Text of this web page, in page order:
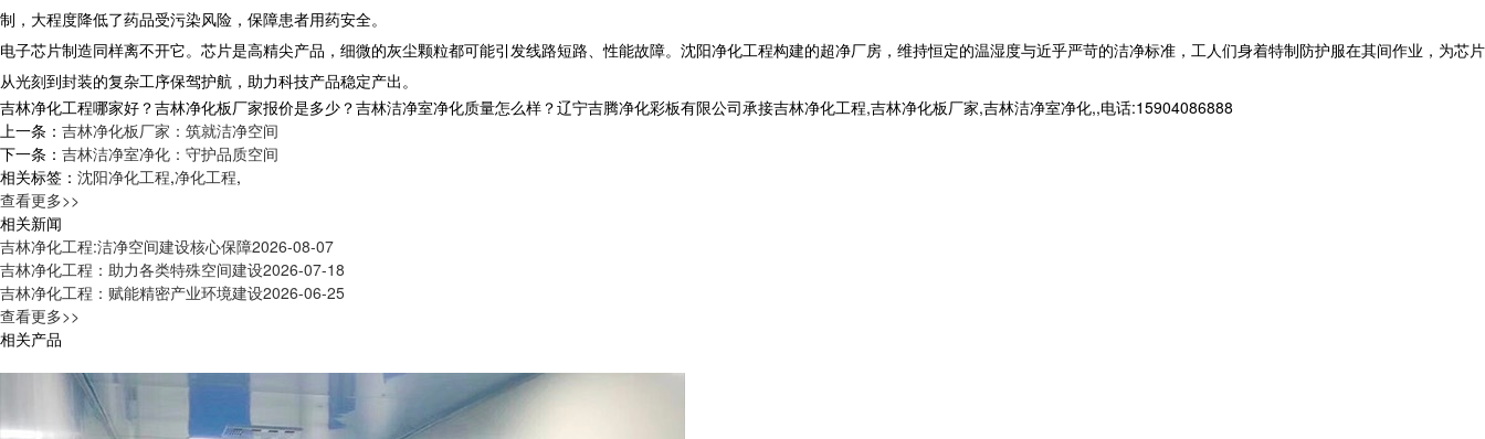
制，大程度降低了药品受污染风险，保障患者用药安全。
电子芯片制造同样离不开它。芯片是高精尖产品，细微的灰尘颗粒都可能引发线路短路、性能故障。沈阳净化工程构建的超净厂房，维持恒定的温湿度与近乎严苛的洁净标准，工人们身着特制防护服在其间作业，为芯片
从光刻到封装的复杂工序保驾护航，助力科技产品稳定产出。
吉林净化工程哪家好？吉林净化板厂家报价是多少？吉林洁净室净化质量怎么样？辽宁吉腾净化彩板有限公司承接吉林净化工程,吉林净化板厂家,吉林洁净室净化,,电话:15904086888
上一条： 吉林净化板厂家：筑就洁净空间
下一条： 吉林洁净室净化：守护品质空间
相关标签： 沈阳净化工程,净化工程,
查看更多>>
相关新闻
吉林净化工程:洁净空间建设核心保障2026-08-07
吉林净化工程：助力各类特殊空间建设2026-07-18
吉林净化工程：赋能精密产业环境建设2026-06-25
查看更多>>
相关产品